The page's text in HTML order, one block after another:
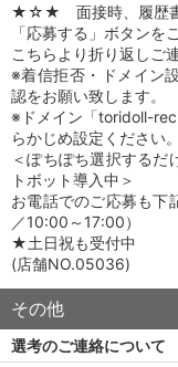
★☆★ 面接時、履
「応募する」ボタンを
こちらより折り返しご
※着信拒否・ドメイン
認をお願い致します。
※ドメイン「toridoll-
らかじめ設定ください。
＜ぽちぽち選択するだ
トボット導入中＞
お電話でのご応募も下
／10:00～17:00）
★土日祝も受付中
(店舗NO.05036)
その他
選考のご連絡について